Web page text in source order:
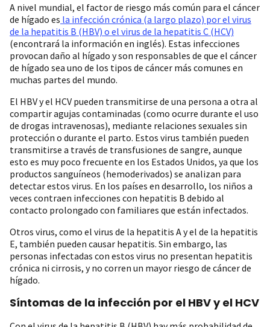
A nivel mundial, el factor de riesgo más común para el cáncer
de hígado es la infección crónica (a largo plazo) por el virus
de la hepatitis B (HBV) o el virus de la hepatitis C (HCV)
(encontrará la información en inglés). Estas infecciones
provocan daño al hígado y son responsables de que el cáncer
de hígado sea uno de los tipos de cáncer más comunes en
muchas partes del mundo.
El HBV y el HCV pueden transmitirse de una persona a otra al
compartir agujas contaminadas (como ocurre durante el uso
de drogas intravenosas), mediante relaciones sexuales sin
protección o durante el parto. Estos virus también pueden
transmitirse a través de transfusiones de sangre, aunque
esto es muy poco frecuente en los Estados Unidos, ya que los
productos sanguíneos (hemoderivados) se analizan para
detectar estos virus. En los países en desarrollo, los niños a
veces contraen infecciones con hepatitis B debido al
contacto prolongado con familiares que están infectados.
Otros virus, como el virus de la hepatitis A y el de la hepatitis
E, también pueden causar hepatitis. Sin embargo, las
personas infectadas con estos virus no presentan hepatitis
crónica ni cirrosis, y no corren un mayor riesgo de cáncer de
hígado.
Síntomas de la infección por el HBV y el HCV